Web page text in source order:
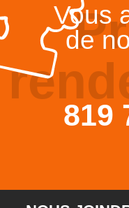
Vous
de
819